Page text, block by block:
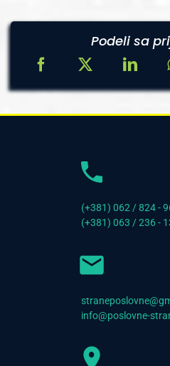
Podeli sa
(+381) 062 / 824 -
(+381) 063 / 236 -
info@poslovne-